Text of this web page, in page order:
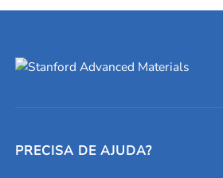
PRECISA DE AJUDA?